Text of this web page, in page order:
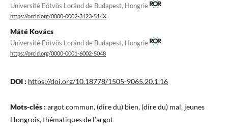
Université Eötvös Loránd de Budapest, Hongrie
https://orcid.org/0000-0002-3123-514X
Máté Kovács
Université Eötvös Loránd de Budapest, Hongrie
https://orcid.org/0000-0001-6002-5048
DOI : https://doi.org/10.18778/1505-9065.20.1.16
Mots-clés : argot commun, (dire du) bien, (dire du) mal, jeunes
Hongrois, thématiques de l’argot